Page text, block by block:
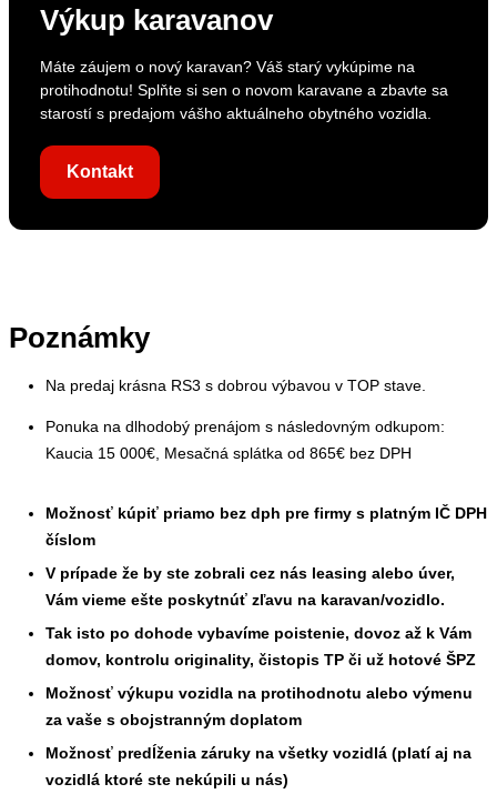
Výkup karavanov
Máte záujem o nový karavan? Váš starý vykúpime na
protihodnotu! Splňte si sen o novom karavane a zbavte sa
starostí s predajom vášho aktuálneho obytného vozidla.
Kontakt
Poznámky
Na predaj krásna RS3 s dobrou výbavou v TOP stave.
Ponuka na dlhodobý prenájom s následovným odkupom:
Kaucia 15 000€, Mesačná splátka od 865€ bez DPH
Možnosť kúpiť priamo bez dph pre firmy s platným IČ DPH
číslom
V prípade že by ste zobrali cez nás leasing alebo úver,
Vám vieme ešte poskytnúť zľavu na karavan/vozidlo.
Tak isto po dohode vybavíme poistenie, dovoz až k Vám
domov, kontrolu originality, čistopis TP či už hotové ŠPZ
Možnosť výkupu vozidla na protihodnotu alebo výmenu
za vaše s obojstranným doplatom
Možnosť predĺženia záruky na všetky vozidlá (platí aj na
vozidlá ktoré ste nekúpili u nás)